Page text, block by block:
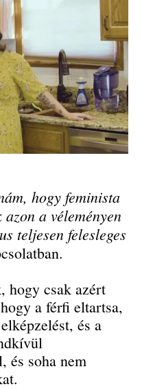
hogy feminista
a véleményen
teljesen felesleges
hogy csak azért
a férfi eltartsa,
és a
és soha nem